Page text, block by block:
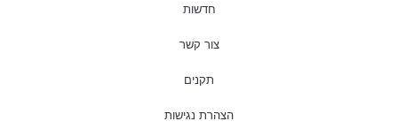
חדשות
צור קשר
תקנים
הצהרת נגישות